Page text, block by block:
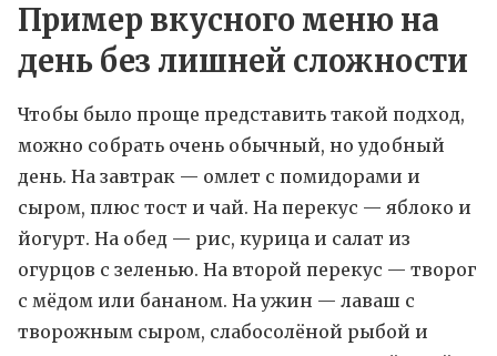
Пример вкусного меню на
день без лишней сложности
Чтобы было проще представить такой подход,
можно собрать очень обычный, но удобный
день. На завтрак — омлет с помидорами и
сыром, плюс тост и чай. На перекус — яблоко и
йогурт. На обед — рис, курица и салат из
огурцов с зеленью. На второй перекус — творог
с мёдом или бананом. На ужин — лаваш с
творожным сыром, слабосолёной рыбой и